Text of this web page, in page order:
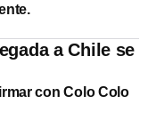
a Chile se
con Colo Colo